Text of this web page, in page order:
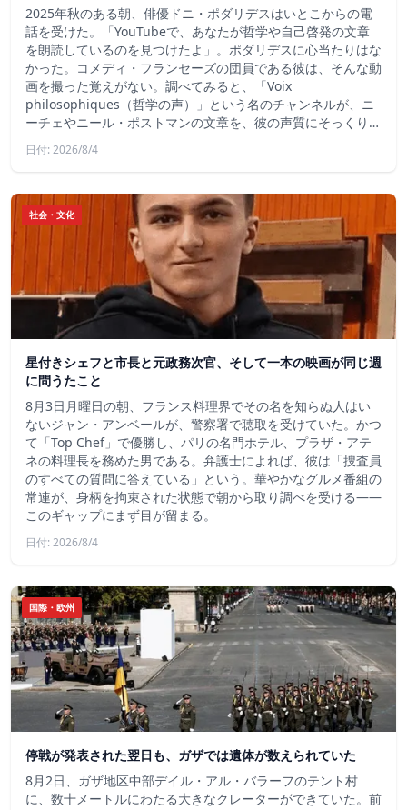
2025年秋のある朝、俳優ドニ・ポダリデスはいとこからの電
話を受けた。「YouTubeで、あなたが哲学や自己啓発の文章
を朗読しているのを見つけたよ」。ポダリデスに心当たりはな
かった。コメディ・フランセーズの団員である彼は、そんな動
画を撮った覚えがない。調べてみると、「Voix
philosophiques（哲学の声）」という名のチャンネルが、ニ
ーチェやニール・ポストマンの文章を、彼の声質にそっくり…
日付: 2026/8/4
社会・文化
星付きシェフと市長と元政務次官、そして一本の映画が同じ週
に問うたこと
8月3日月曜日の朝、フランス料理界でその名を知らぬ人はい
ないジャン・アンベールが、警察署で聴取を受けていた。かつ
て「Top Chef」で優勝し、パリの名門ホテル、プラザ・アテ
ネの料理長を務めた男である。弁護士によれば、彼は「捜査員
のすべての質問に答えている」という。華やかなグルメ番組の
常連が、身柄を拘束された状態で朝から取り調べを受ける――
このギャップにまず目が留まる。
日付: 2026/8/4
国際・欧州
停戦が発表された翌日も、ガザでは遺体が数えられていた
8月2日、ガザ地区中部デイル・アル・バラーフのテント村
に、数十メートルにわたる大きなクレーターができていた。前